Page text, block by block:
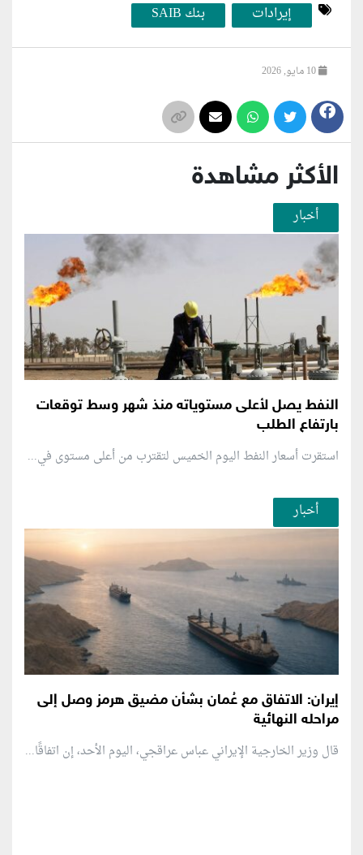
إيرادات
بنك SAIB
الأكثر مشاهدة
أخبار
النفط يصل لأعلى مستوياته منذ شهر وسط توقعات
بارتفاع الطلب
استقرت أسعار النفط اليوم الخميس لتقترب من أعلى مستوى في...
أخبار
إيران: الاتفاق مع عُمان بشأن مضيق هرمز وصل إلى
مراحله النهائية
قال وزير الخارجية الإيراني عباس عراقجي، اليوم الأحد، إن اتفاقًا...